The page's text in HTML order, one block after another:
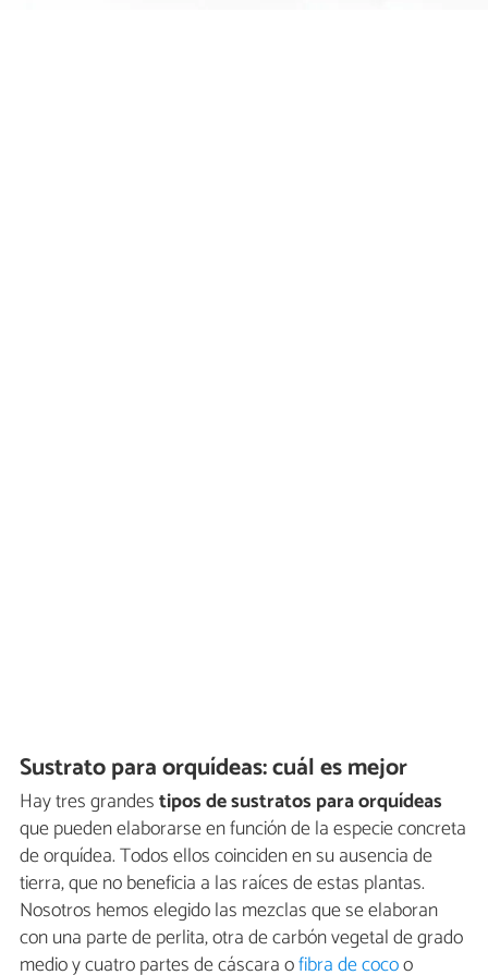
Sustrato para orquídeas: cuál es mejor
Hay tres grandestipos de sustratos para orquídeas
que pueden elaborarse en función de la especie concreta
de orquídea. Todos ellos coinciden en su ausencia de
tierra, que no beneficia a las raíces de estas plantas.
Nosotros hemos elegido las mezclas que se elaboran
con una parte de perlita, otra de carbón vegetal de grado
medio y cuatro partes de cáscara ofibra de cocoo